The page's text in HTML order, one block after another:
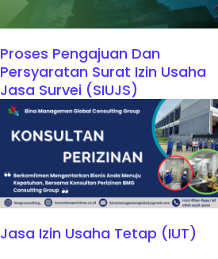
Proses Pengajuan Dan
Persyaratan Surat Izin Usaha
Jasa Survei (SIUJS)
Jasa Izin Usaha Tetap (IUT)